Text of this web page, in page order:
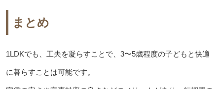
まとめ
1LDKでも、工夫を凝らすことで、3〜5歳程度の子どもと快適
に暮らすことは可能です。